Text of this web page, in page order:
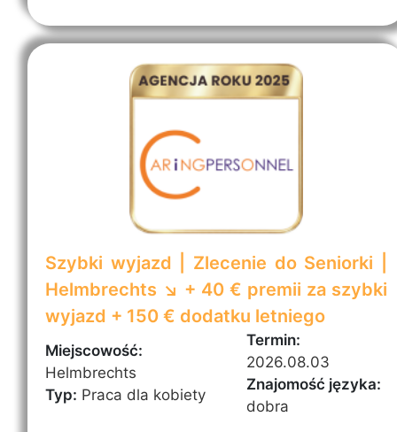
Szybki wyjazd | Zlecenie do Seniorki |
Helmbrechts ↘️ + 40 € premii za szybki
wyjazd + 150 € dodatku letniego
Miejscowość:
Helmbrechts
Typ: Praca dla kobiety
Termin:
2026.08.03
Znajomość języka:
dobra